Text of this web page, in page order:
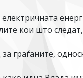
кои што
граѓаните,